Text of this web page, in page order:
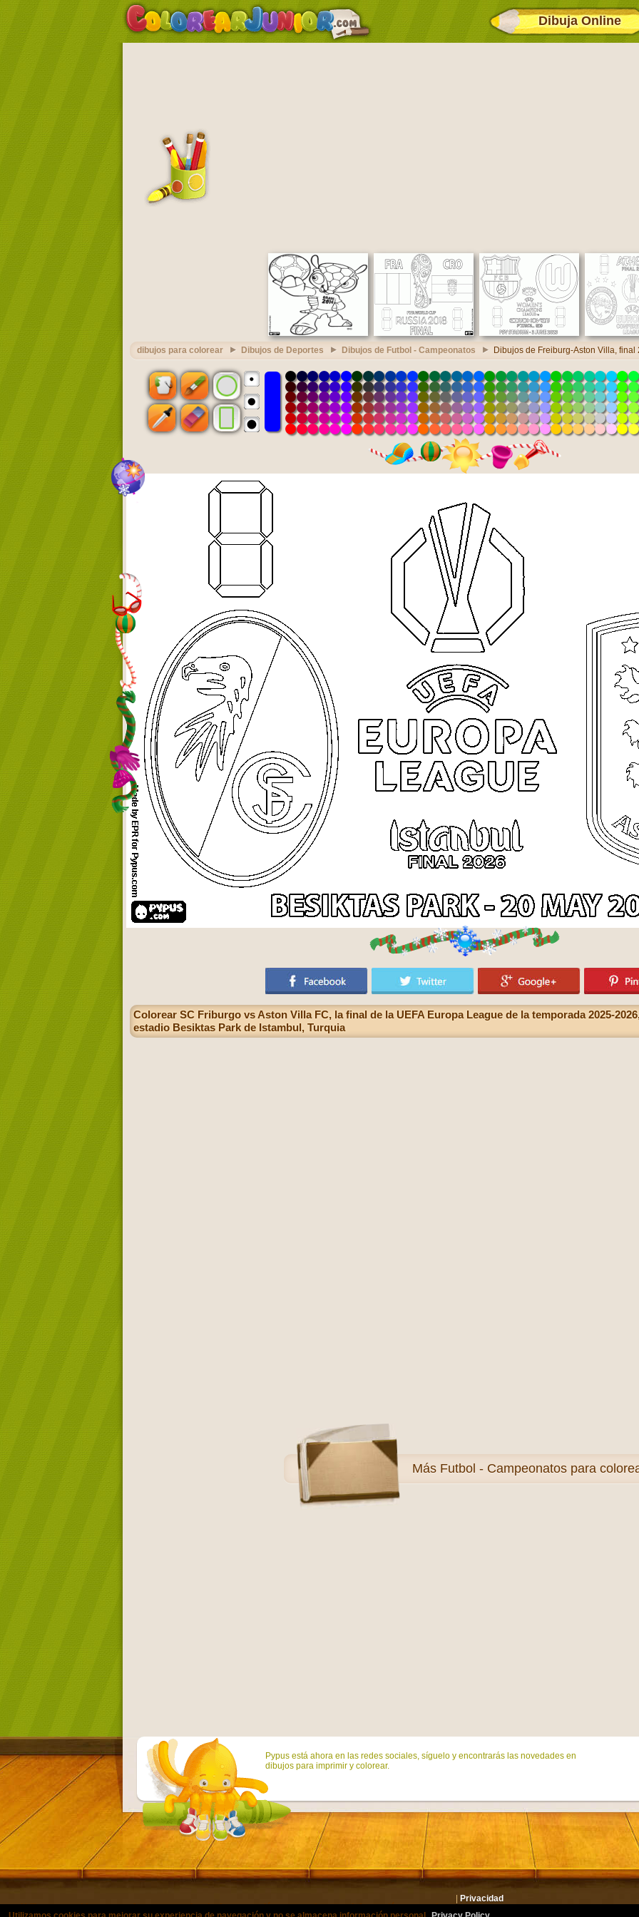
Utilizamos cookies para mejorar su experiencia de navegación y no se almacena información personal.Privacy Policy
Dibuja Online
dibujos para colorear Dibujos de Deportes Dibujos de Futbol - Campeonatos Dibujos de Freiburg-Aston Villa, final
Colorear SC Friburgo vs Aston Villa FC, la final de la UEFA Europa League de la temporada 2025-
estadio Besiktas Park de Istambul, Turquia
Más Futbol - Campeonatos para
Pypus está ahora en las redes sociales, síguelo y encontrarás las novedades en
dibujos para imprimir y colorear.
Privacidad
© Copyright 2011-2021 colorearjunior.com Todos los derechos reservados. Todos los personajes son marcas